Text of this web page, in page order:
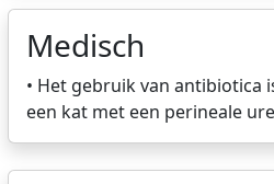
Medisch
• Het gebruik van antibiotica
een kat met een perineale